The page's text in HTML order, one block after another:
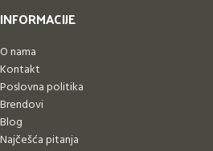
INFORMACIJE
O nama
Kontakt
Poslovna politika
Brendovi
Blog
Najčešća pitanja